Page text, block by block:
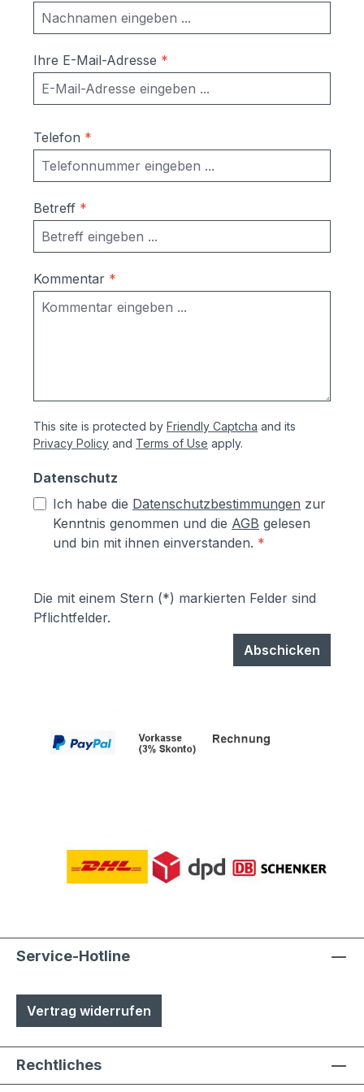
DIN A4 Umschläge Maße mit
Verkleidung:Briefkasten einzeln: 370 x 330
x 100 mm (BHT)Einwurfschlitz: 325 x 32
mm (BH); EN13724 konform; geeignet für
DIN A4 Umschläge Sie brauchen mehr
Ihnen ein Angebot. Rufen Sie uns an oder
schicken Sie uns eine E-Mail. Wir melden
uns umgehend bei Ihnen.
Ihre E-Mail-Adresse *
Telefon *
Betreff *
Kommentar *
This site is protected by Friendly Captcha and its
Privacy Policy and Terms of Use apply.
Datenschutz
Ich habe die Datenschutzbestimmungen zur
Kenntnis genommen und die AGB gelesen
und bin mit ihnen einverstanden. *
Die mit einem Stern (*) markierten Felder sind
Pflichtfelder.
Abschicken
Service-Hotline
Vertrag widerrufen
Rechtliches